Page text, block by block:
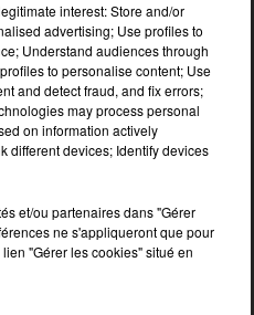
interest: Store and/or
advertising; Use profiles to
Understand audiences through
to personalise content; Use
and detect fraud, and fix errors;
may process personal
on information actively
different devices; Identify devices
et/ou partenaires dans "Gérer
ne s'appliqueront que pour
"Gérer les cookies" situé en